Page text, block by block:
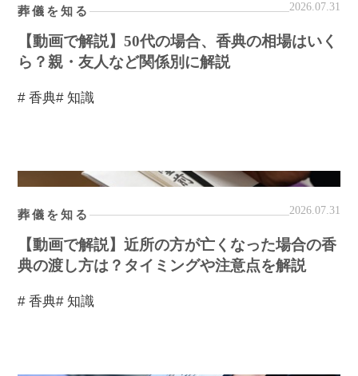
葬儀を知る 2026.07.31
【動画で解説】50代の場合、香典の相場はいく
ら？親・友人など関係別に解説
# 香典# 知識
葬儀を知る 2026.07.31
【動画で解説】近所の方が亡くなった場合の香
典の渡し方は？タイミングや注意点を解説
# 香典# 知識